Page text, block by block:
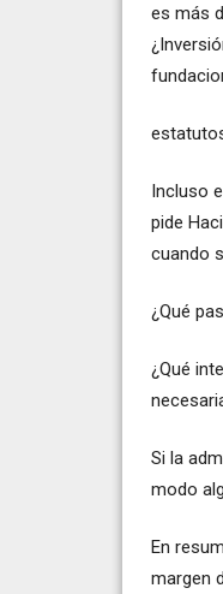
es más
Incluso
pide
cuando
¿Qué
¿Qué
Si la
modo
En
margen